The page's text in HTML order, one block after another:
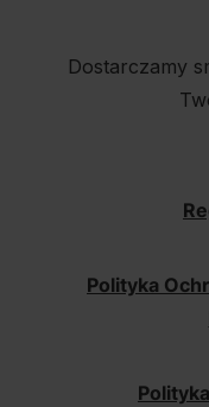
Dostarczamy
Polityka